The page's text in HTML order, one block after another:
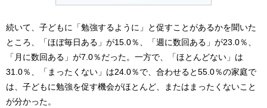
続いて、子どもに「勉強するように」と促すことがあるかを聞いた
ところ、「ほぼ毎日ある」が15.0％、「週に数回ある」が23.0％、
「月に数回ある」が7.0％だった。一方で、「ほとんどない」は
31.0％、「まったくない」は24.0％で、合わせると55.0％の家庭で
は、子どもに勉強を促す機会がほとんど、またはまったくないこと
が分かった。